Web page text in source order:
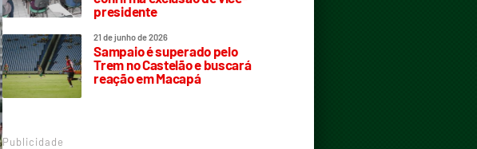
presidente
21 de junho de 2026
Sampaio é superado pelo
Trem no Castelão e buscará
reação em Macapá
Publicidade